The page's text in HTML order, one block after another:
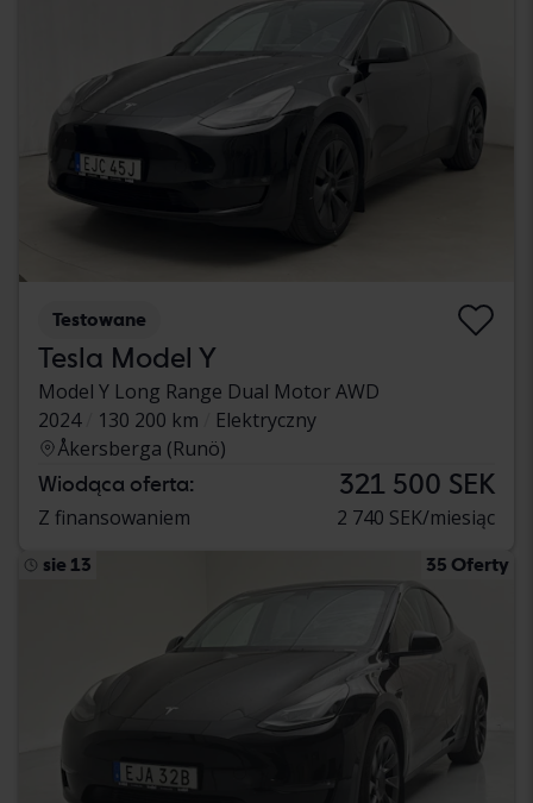
Testowane
Tesla Model Y
Model Y Long Range Dual Motor AWD
2024
130 200 km
Elektryczny
Åkersberga (Runö)
Wiodąca oferta: 321 500 SEK
Z finansowaniem 2 740 SEK/miesiąc
sie 13 35 Oferty